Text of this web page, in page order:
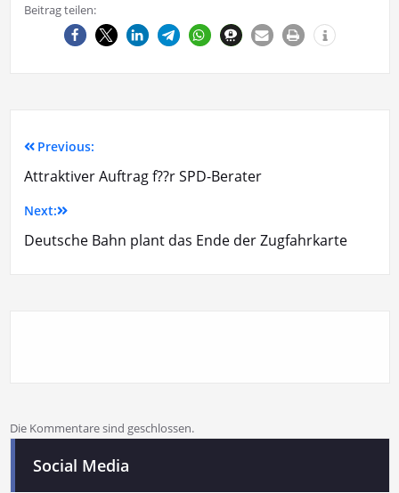
Beitrag teilen:
Previous:
Attraktiver Auftrag f??r SPD-Berater
Next:
Deutsche Bahn plant das Ende der Zugfahrkarte
Die Kommentare sind geschlossen.
Social Media